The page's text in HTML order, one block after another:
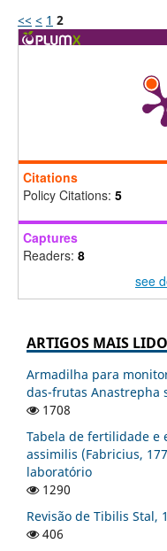
<< < 1 2
Citations
Policy Citations: 5
Captures
Readers: 8
see
ARTIGOS MAIS
Armadilha para
das-frutas Anastrepha
1708
Tabela de fertilidade e
assimilis (Fabricius,
laboratório
1290
Revisão de Tibilis Stal,
406